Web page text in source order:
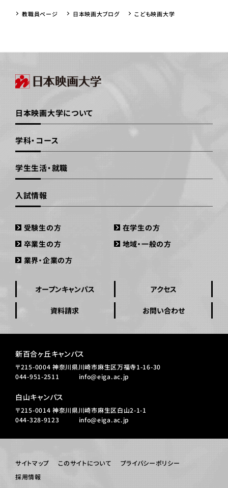
教職員ページ 日本映画大ブログ こども映画大学
日本映画大学について
学科・コース
学生生活・就職
入試情報
受験生の方
在学生の方
卒業生の方
地域・一般の方
業界・企業の方
オープンキャンパス アクセス
資料請求 お問い合わせ
新百合ヶ丘キャンパス
〒215-0004 神奈川県川崎市麻生区万福寺1-16-30
044-951-2511
info@eiga.ac.jp
白山キャンパス
〒215-0014 神奈川県川崎市麻生区白山2-1-1
044-328-9123
info@eiga.ac.jp
サイトマップ このサイトについて
プライバシーポリシー
採用情報